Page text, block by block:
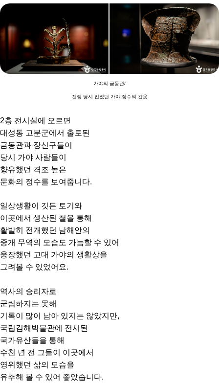
가야의 금동관/
전쟁 당시 입었던 가야 장수의 갑옷
2층 전시실에 오르면
대성동 고분군에서 출토된
금동관과 장신구들이
당시 가야 사람들이
향유했던 격조 높은
문화의 정수를 보여줍니다.
일상생활이 깃든 토기와
이곳에서 생산된 철을 통해
활발히 전개했던 남해안의
중개 무역의 모습도 가늠할 수 있어
웅장했던 고대 가야의 생활상을
그려볼 수 있었어요.
역사의 승리자로
군림하지는 못해
기 록이 많이 남아 있지는 않았지만,
국립김해박물관에 전시된
국가유산들을 통해
수천 년 전 그들이 이곳에서
영위했던 삶의 모습을
유추해 볼 수 있어 좋았습니다.